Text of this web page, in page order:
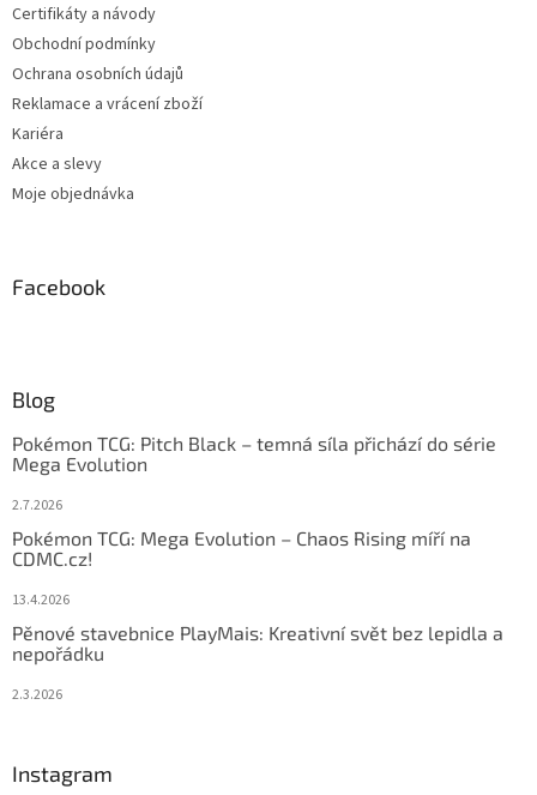
Certifikáty a návody
Obchodní podmínky
Ochrana osobních údajů
Reklamace a vrácení zboží
Kariéra
Akce a slevy
Moje objednávka
Facebook
Blog
Pokémon TCG: Pitch Black – temná síla přichází do série
Mega Evolution
2.7.2026
Pokémon TCG: Mega Evolution – Chaos Rising míří na
CDMC.cz!
13.4.2026
Pěnové stavebnice PlayMais: Kreativní svět bez lepidla a
nepořádku
2.3.2026
Instagram